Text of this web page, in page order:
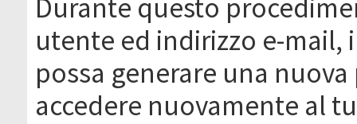
Durante questo
utente ed indirizzo e-mail,
possa generare una
accedere nuovamente al